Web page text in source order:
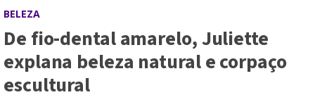
BELEZA
De fio-dental amarelo, Juliette
explana beleza natural e corpaço
escultural